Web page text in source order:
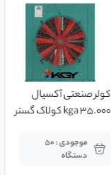
کولر صنعتی آکسیال
35.000 kga کولاک گستر
موجودی : 50
دستگاه